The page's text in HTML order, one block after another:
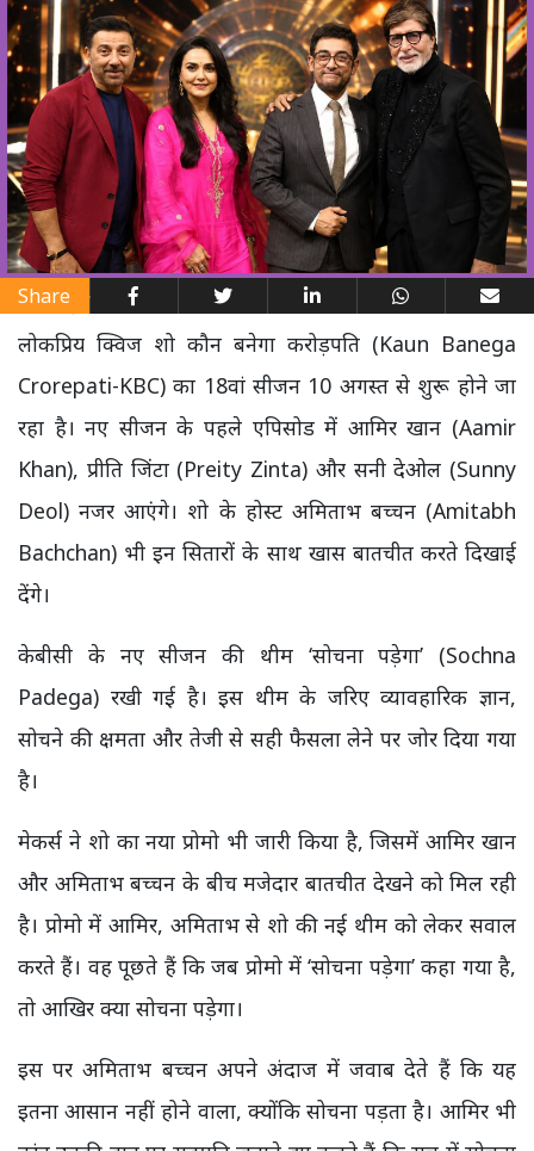
Share
लोकप्रिय क्विज शो कौन बनेगा करोड़पति (Kaun Banega
Crorepati-KBC) का 18वां सीजन 10 अगस्त से शुरू होने जा
रहा है। नए सीजन के पहले एपिसोड में आमिर खान (Aamir
Khan), प्रीति जिंटा (Preity Zinta) और सनी देओल (Sunny
Deol) नजर आएंगे। शो के होस्ट अमिताभ बच्चन (Amitabh
Bachchan) भी इन सितारों के साथ खास बातचीत करते दिखाई
देंगे।
केबीसी के नए सीजन की थीम ‘सोचना पड़ेगा’ (Sochna
Padega) रखी गई है। इस थीम के जरिए व्यावहारिक ज्ञान,
सोचने की क्षमता और तेजी से सही फैसला लेने पर जोर दिया गया
है।
मेकर्स ने शो का नया प्रोमो भी जारी किया है, जिसमें आमिर खान
और अमिताभ बच्चन के बीच मजेदार बातचीत देखने को मिल रही
है। प्रोमो में आमिर, अमिताभ से शो की नई थीम को लेकर सवाल
करते हैं। वह पूछते हैं कि जब प्रोमो में ‘सोचना पड़ेगा’ कहा गया है,
तो आखिर क्या सोचना पड़ेगा।
इस पर अमिताभ बच्चन अपने अंदाज में जवाब देते हैं कि यह
इतना आसान नहीं होने वाला, क्योंकि सोचना पड़ता है। आमिर भी